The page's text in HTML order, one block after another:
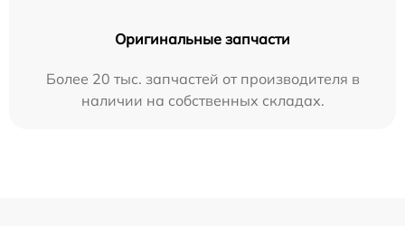
Оригинальные запчасти
Более 20 тыс. запчастей от производителя в
наличии на собственных складах.